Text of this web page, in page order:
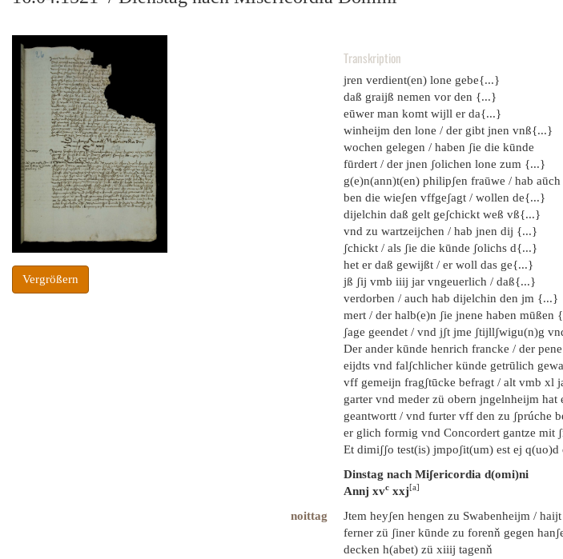
Vergrößern
Transkription
jren verdient(en) lone gebe{...}
daß graijß nemen vor den {...}
eūwer man komt wijll er da{...}
winheijm den lone / der gibt jnen vnß{...}
wochen gelegen / haben ʃie die kūnde
fūrdert / der jnen ʃolichen lone zum {...}
g(e)n(ann)t(en) philipʃen fraūwe / hab
ben die wieʃen vffgeʃagt / wollen de{...}
dijelchin daß gelt geʃchickt weß vß{...}
vnd zu wartzeijchen / hab jnen dij {...}
ʃchickt / als ʃie die kūnde ʃolichs d{...}
het er daß gewijßt / er woll das ge{...}
jß ʃij vmb iiij jar vngeuerlich / daß{...}
verdorben / auch hab dijelchin den jm {...}
mert / der halb(e)n ʃie jnene haben mūßen
ʃage geendet / vnd jʃt jme ʃtijllʃwigu(n)g
Der ander kūnde henrich francke / der
eijdts vnd falʃchlicher künde getrūlich
vff gemeijn fragʃtūcke befragt / alt vmb xl
garter vnd meder zü obern jngelnheijm
geantwortt / vnd furter vff den zu ʃprúche
er glich formig vnd Concordert gantze mit
Et dimiʃʃo test(is) jmpoʃit(um) est ej
Dinstag nach Miʃericordia d(omi)ni
Annj xvc xxj[a]
noittag
Jtem heyʃen hengen zu Swabenheijm /
ferner zü ʃiner kūnde zu forenň gegen
decken h(abet) zü xiiij tagenň